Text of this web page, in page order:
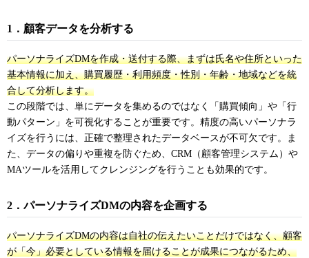
1．顧客データを分析する
パーソナライズDMを作成・送付する際、まずは氏名や住所といった
基本情報に加え、購買履歴・利用頻度・性別・年齢・地域などを統
合して分析します。
この段階では、単にデータを集めるのではなく「購買傾向」や「行
動パターン」を可視化することが重要です。精度の高いパーソナラ
イズを行うには、正確で整理されたデータベースが不可欠です。ま
た、データの偏りや重複を防ぐため、CRM（顧客管理システム）や
MAツールを活用してクレンジングを行うことも効果的です。
2．パーソナライズDMの内容を企画する
パーソナライズDMの内容は自社の伝えたいことだけではなく、顧客
が「今」必要としている情報を届けることが成果につながるため、